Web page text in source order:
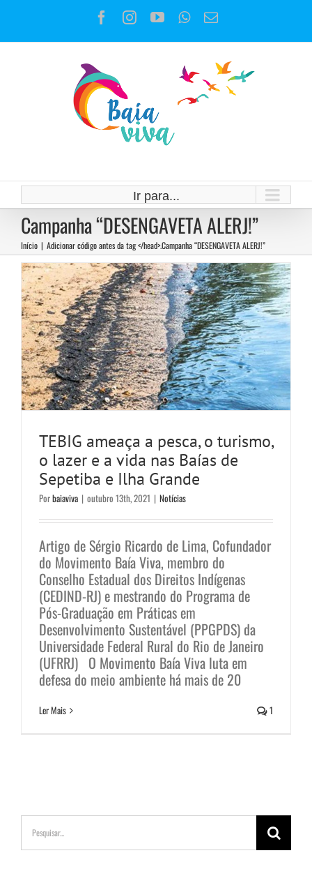
o
Facebook
Instagram
YouTubeWhatsApp
E-
Ir para...
Campanha “DESENGAVETA ALERJ!”
Início | Adicionar código antes da tag </head>.Campanha “DESENGAVETA ALERJ!”
o lazer e a vida nas Baías de
Sepetiba e Ilha Grande
Notícias
TEBIG ameaça a pesca, o turismo,
o lazer e a vida nas Baías de
Sepetiba e Ilha Grande
Porbaiaviva | outubro 13th, 2021 | Notícias
Artigo de Sérgio Ricardo de Lima, Cofundador
do Movimento Baía Viva, membro do
Conselho Estadual dos Direitos Indígenas
(CEDIND-RJ) e mestrando do Programa de
Pós-Graduação em Práticas em
Desenvolvimento Sustentável (PPGPDS) da
Universidade Federal Rural do Rio de Janeiro
(UFRRJ) O Movimento Baía Viva luta em
defesa do meio ambiente há mais de 20
Ler Mais 1
Buscar
resultados
para: